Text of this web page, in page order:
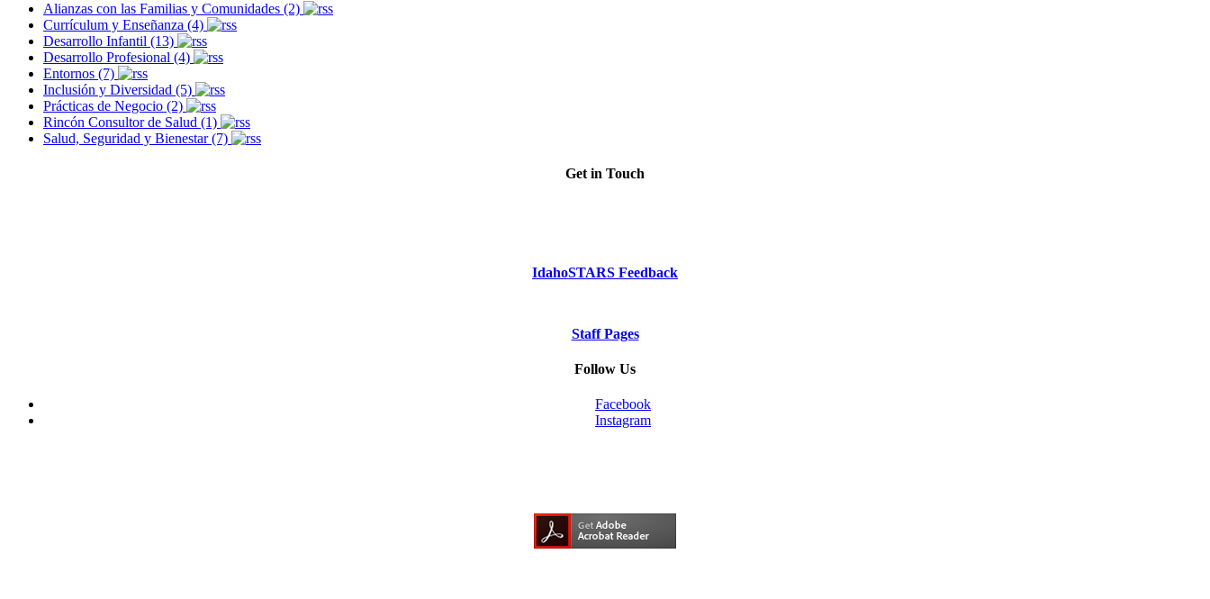
Alianzas con las Familias y Comunidades (2)
Currículum y Enseñanza (4)
Desarrollo Infantil (13)
Desarrollo Profesional (4)
Entornos (7)
Inclusión y Diversidad (5)
Prácticas de Negocio (2)
Rincón Consultor de Salud (1)
Salud, Seguridad y Bienestar (7)
Get in Touch
IdahoSTARS Feedback
Staff Pages
Follow Us
Facebook
Instagram